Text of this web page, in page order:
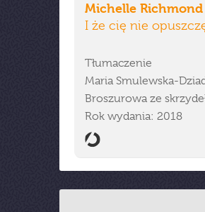
Michelle Richmond
I że cię nie
Tłumaczenie
Maria Smulewska-
Broszurowa ze
Rok wydania: 2018